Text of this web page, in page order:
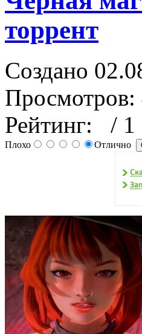
торрент
Создано
Просмотров:
Рейтинг:
/ 1
Плохо Отлично